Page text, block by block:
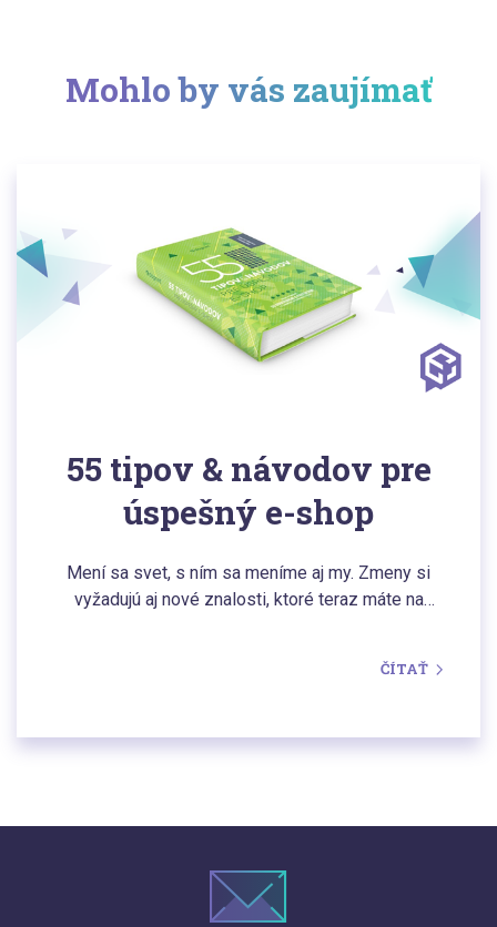
Mohlo by vás zaujímať
55 tipov & návodov pre
úspešný e-shop
Mení sa svet, s ním sa meníme aj my. Zmeny si
vyžadujú aj nové znalosti, ktoré teraz máte na
širokých poznatkov z každej dôležitej e-commerce
vedieť pri budovaní úspešného e-shopu.
ČÍTAŤ